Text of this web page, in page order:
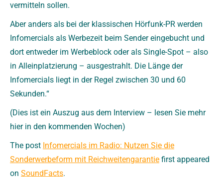
vermitteln sollen.
Aber anders als bei der klassischen Hörfunk-PR werden
Infomercials als Werbezeit beim Sender eingebucht und
dort entweder im Werbeblock oder als Single-Spot – also
in Alleinplatzierung – ausgestrahlt. Die Länge der
Infomercials liegt in der Regel zwischen 30 und 60
Sekunden.“
(Dies ist ein Auszug aus dem Interview – lesen Sie mehr
hier in den kommenden Wochen)
The post Infomercials im Radio: Nutzen Sie die
Sonderwerbeform mit Reichweitengarantie first appeared
on SoundFacts.